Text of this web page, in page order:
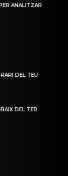
ANALITZAR
DEL TEU
DEL TER